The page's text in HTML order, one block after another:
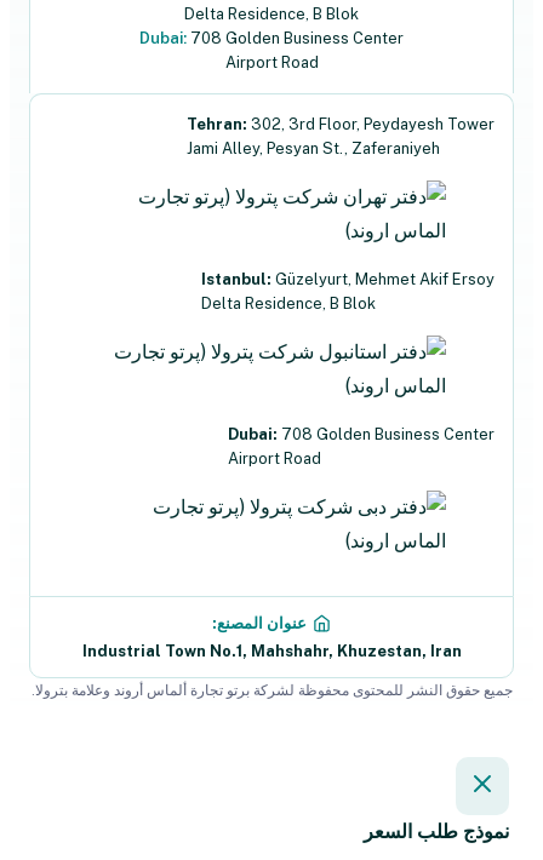
Delta Residence, B ‌‌Blok
Dubai: 708 Golden Business Center
Airport Road
Tehran: 302, 3rd Floor, Peydayesh Tower
Jami Alley, Pesyan St., Zaferaniyeh
Istanbul: Güzelyurt, Mehmet Akif Ersoy
Delta Residence, B ‌‌Blok
Dubai: 708 Golden Business Center
Airport Road
عنوان المصنع:
Industrial Town No.1, Mahshahr, Khuzestan, Iran
جميع حقوق النشر للمحتوى محفوظة لشركة برتو تجارة ألماس أروند وعلامة بترولا.
نموذج طلب السعر